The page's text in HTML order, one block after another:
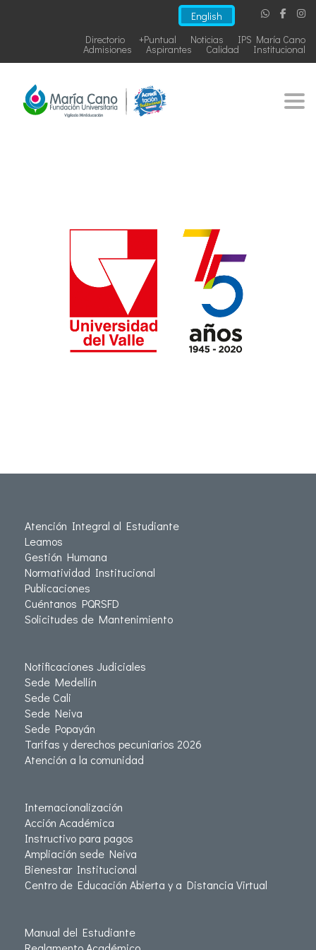
English
IPS María Cano
Noticias
+Puntual
Directorio
Institucional
Calidad
Aspirantes
Admisiones
Atención Integral al Estudiante
Leamos
Gestión Humana
Normatividad Institucional
Publicaciones
Cuéntanos PQRSFD
Solicitudes de Mantenimiento
Notificaciones Judiciales
Sede Medellín
Sede Cali
Sede Neiva
Sede Popayán
Tarifas y derechos pecuniarios 2026
Atención a la comunidad
Internacionalización
Acción Académica
Instructivo para pagos
Ampliación sede Neiva
Bienestar Institucional
Centro de Educación Abierta y a Distancia Virtual
Manual del Estudiante